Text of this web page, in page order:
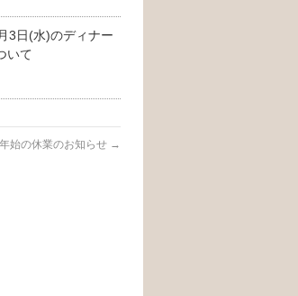
3日(水)のディナー
いて
始の休業のお知らせ →